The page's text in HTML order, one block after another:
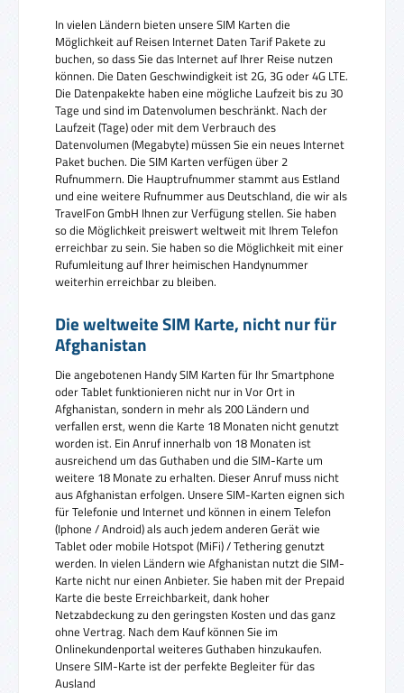
In vielen Ländern bieten unsere SIM Karten die
Möglichkeit auf Reisen Internet Daten Tarif Pakete zu
buchen, so dass Sie das Internet auf Ihrer Reise nutzen
können. Die Daten Geschwindigkeit ist 2G, 3G oder 4G LTE.
Die Datenpakekte haben eine mögliche Laufzeit bis zu 30
Tage und sind im Datenvolumen beschränkt. Nach der
Laufzeit (Tage) oder mit dem Verbrauch des
Datenvolumen (Megabyte) müssen Sie ein neues Internet
Paket buchen. Die SIM Karten verfügen über 2
Rufnummern. Die Hauptrufnummer stammt aus Estland
und eine weitere Rufnummer aus Deutschland, die wir als
TravelFon GmbH Ihnen zur Verfügung stellen. Sie haben
so die Möglichkeit preiswert weltweit mit Ihrem Telefon
erreichbar zu sein. Sie haben so die Möglichkeit mit einer
Rufumleitung auf Ihrer heimischen Handynummer
weiterhin erreichbar zu bleiben.
Die weltweite SIM Karte, nicht nur für
Afghanistan
Die angebotenen Handy SIM Karten für Ihr Smartphone
oder Tablet funktionieren nicht nur in Vor Ort in
Afghanistan, sondern in mehr als 200 Ländern und
verfallen erst, wenn die Karte 18 Monaten nicht genutzt
worden ist. Ein Anruf innerhalb von 18 Monaten ist
ausreichend um das Guthaben und die SIM-Karte um
weitere 18 Monate zu erhalten. Dieser Anruf muss nicht
aus Afghanistan erfolgen. Unsere SIM-Karten eignen sich
für Telefonie und Internet und können in einem Telefon
(Iphone / Android) als auch jedem anderen Gerät wie
Tablet oder mobile Hotspot (MiFi) / Tethering genutzt
werden. In vielen Ländern wie Afghanistan nutzt die SIM-
Karte nicht nur einen Anbieter. Sie haben mit der Prepaid
Karte die beste Erreichbarkeit, dank hoher
Netzabdeckung zu den geringsten Kosten und das ganz
ohne Vertrag. Nach dem Kauf können Sie im
Onlinekundenportal weiteres Guthaben hinzukaufen.
Unsere SIM-Karte ist der perfekte Begleiter für das
Ausland